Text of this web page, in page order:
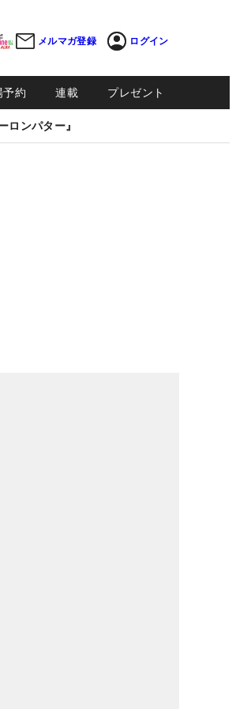
メルマガ登録 ログイン
予約 連載 プレゼント
ンパター』